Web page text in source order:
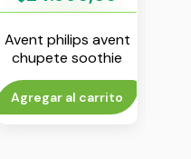
Avent philips avent
chupete soothie
liso 0-6 m nene env
x 2
Agregar al carrito